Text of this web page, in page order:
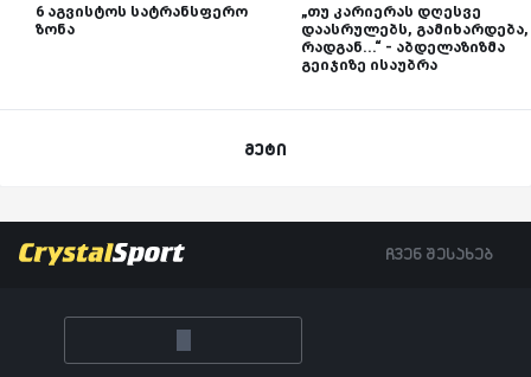
6 აგვისტოს სატრანსფერო
ზონა
„თუ კარიერას დღესვე
დაასრულებს, გამიხარდება,
რადგან...“ - აბდელაზიზმა
გეიჯიზე ისაუბრა
მეტი
ჩვენ შესახებ